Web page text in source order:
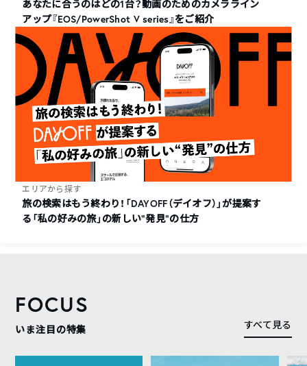
あなたに合うのはどの1台？動画のためのカメラライン
アップ『EOS/PowerShot V series』をご紹介
エリアから探す
旅の検索はもう終わり！「DAYOFF（デイオフ）」が提案す
る「私の好みの旅」の新しい“発見”の仕方
FOCUS
いま注目の特集 すべて見る